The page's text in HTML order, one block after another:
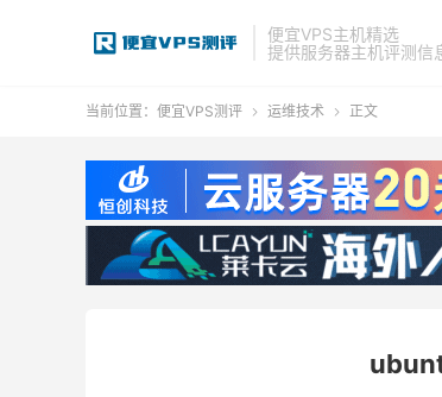
便宜VPS主机精选
提供服务器主机评测信
当前位置： 便宜VPS测评  运维技术  正文